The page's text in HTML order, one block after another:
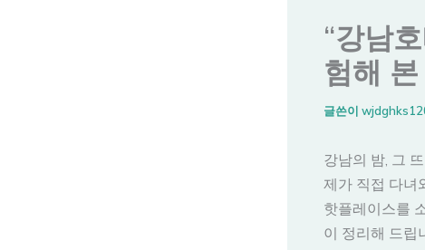
“강남
험해
글쓴이
강남의 밤, 그
제가 직접 다녀
핫플레이스를
이 정리해 드립